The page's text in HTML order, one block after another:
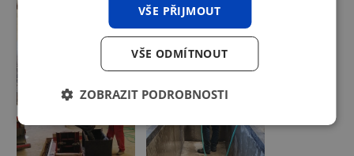
VŠE PŘIJMOUT
VŠE ODMÍTNOUT
ZOBRAZIT PODROBNOSTI